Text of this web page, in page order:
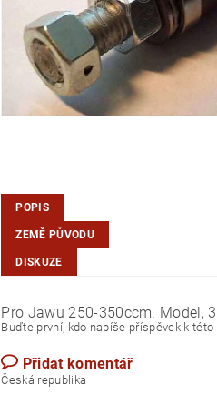
POPIS
ZEMĚ PŮVODU
DISKUZE
Pro Jawu 250-350ccm. Model,
Buďte první, kdo napíše příspěvek k této
Přidat komentář
Česká republika